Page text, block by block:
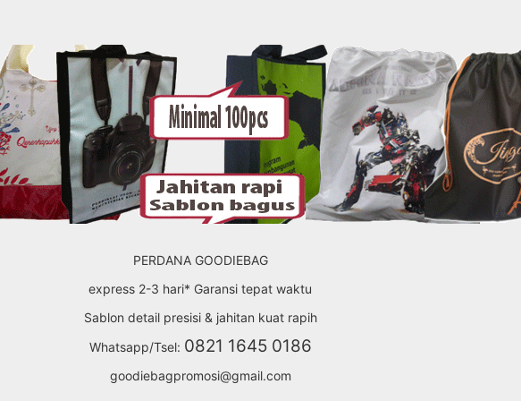
PERDANA GOODIEBAG
express 2-3 hari* Garansi tepat waktu
Sablon detail presisi & jahitan kuat rapih
Whatsapp/Tsel: 0821 1645 0186
goodiebagpromosi@gmail.com